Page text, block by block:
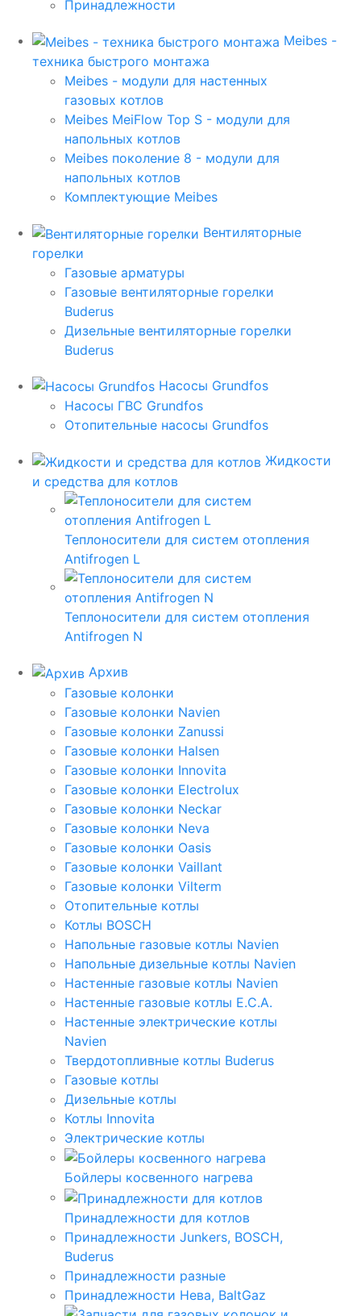
Принадлежности
Meibes -
техника быстрого монтажа
Meibes - модули для настенных
газовых котлов
Meibes MeiFlow Top S - модули для
напольных котлов
Meibes поколение 8 - модули для
напольных котлов
Комплектующие Meibes
Вентиляторные
горелки
Газовые арматуры
Газовые вентиляторные горелки
Buderus
Дизельные вентиляторные горелки
Buderus
Насосы Grundfos
Насосы ГВС Grundfos
Отопительные насосы Grundfos
Жидкости
и средства для котлов
Теплоносители для систем отопления
Antifrogen L
Теплоносители для систем отопления
Antifrogen N
Архив
Газовые колонки
Газовые колонки Navien
Газовые колонки Zanussi
Газовые колонки Halsen
Газовые колонки Innovita
Газовые колонки Electrolux
Газовые колонки Neckar
Газовые колонки Neva
Газовые колонки Oasis
Газовые колонки Vaillant
Газовые колонки Vilterm
Отопительные котлы
Котлы BOSCH
Напольные газовые котлы Navien
Напольные дизельные котлы Navien
Настенные газовые котлы Navien
Настенные газовые котлы E.C.A.
Настенные электрические котлы
Navien
Твердотопливные котлы Buderus
Газовые котлы
Дизельные котлы
Котлы Innovita
Электрические котлы
Бойлеры косвенного нагрева
Принадлежности для котлов
Принадлежности Junkers, BOSCH,
Buderus
Принадлежности разные
Принадлежности Нева, BaltGaz